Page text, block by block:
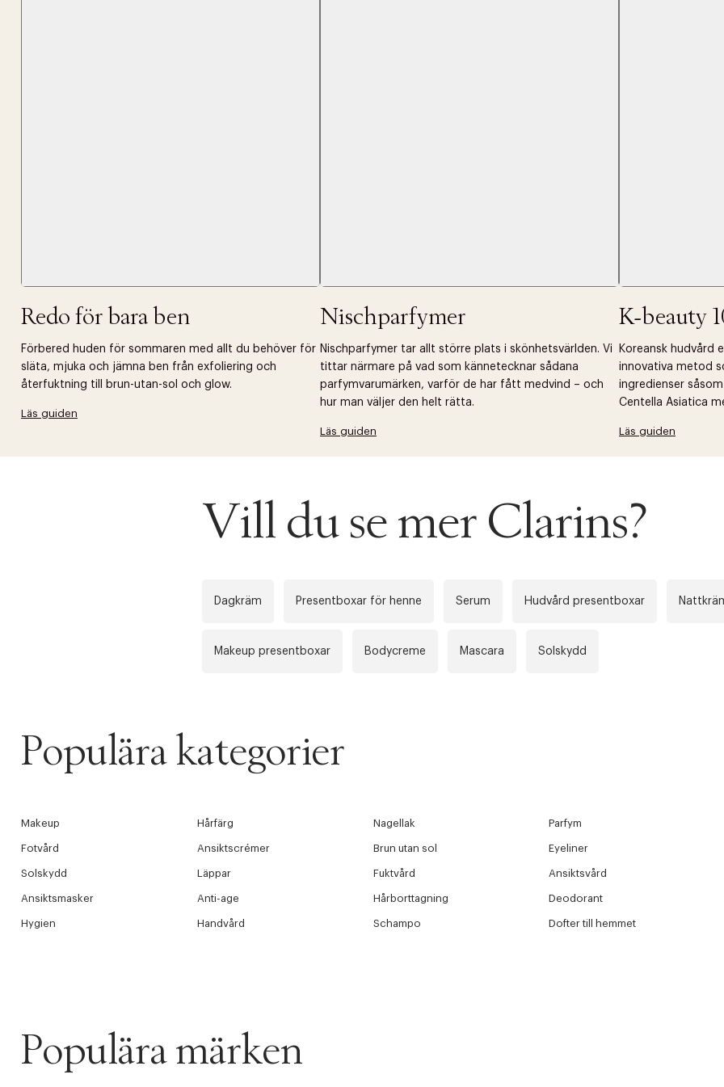
Redo för bara ben
Förbered huden för sommaren med allt du behöver för
släta, mjuka och jämna ben från exfoliering och
återfuktning till brun-utan-sol och glow.
Läs guiden
Nischparfymer
Nischparfymer tar allt större plats i skönhetsvärlden. Vi
tittar närmare på vad som kännetecknar sådana
parfymvarumärken, varför de har fått medvind – och
hur man väljer den helt rätta.
Läs guiden
K-beauty
Koreansk hudvård
innovativa metod
ingredienser
Centella Asiatica
Läs guiden
Vill du se mer Clarins?
Dagkräm Presentboxar för henne Serum Hudvård presentboxar
Makeup presentboxar Bodycreme Mascara Solskydd
Populära kategorier
Makeup Hårfärg Nagellak Parfym
Fotvård Ansiktscrémer Brun utan sol Eyeliner
Solskydd Läppar Fuktvård Ansiktsvård
Ansiktsmasker Anti-age Hårborttagning Deodorant
Hygien Handvård Schampo Dofter till hemmet
Populära märken